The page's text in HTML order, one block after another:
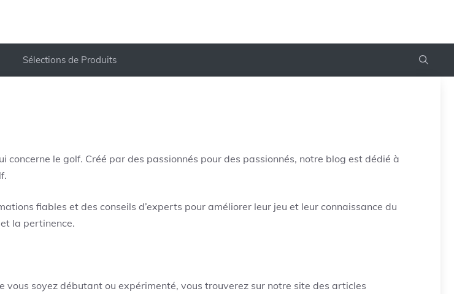
Sélections de Produits
le golf. Créé par des passionnés pour des passionnés, notre blog est dédié à
fiables et des conseils d’experts pour améliorer leur jeu et leur connaissance du
la pertinence.
vous soyez débutant ou expérimenté, vous trouverez sur notre site des articles